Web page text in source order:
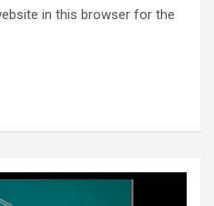
in this browser for the